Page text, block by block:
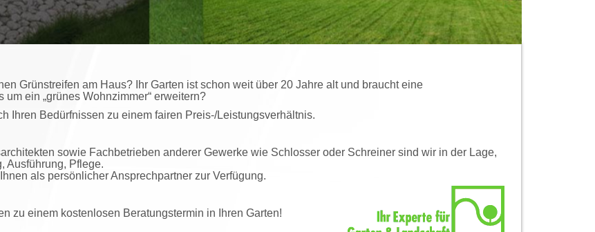
Grünstreifen am Haus? Ihr Garten ist schon weit über 20 Jahre alt und braucht eine
ein „grünes Wohnzimmer“ erweitern?
Ihren Bedürfnissen zu einem fairen Preis-/Leistungsverhältnis.
sowie Fachbetrieben anderer Gewerke wie Schlosser oder Schreiner sind wir in der Lage,
Ausführung, Pflege.
als persönlicher Ansprechpartner zur Verfügung.
zu einem kostenlosen Beratungstermin in Ihren Garten!